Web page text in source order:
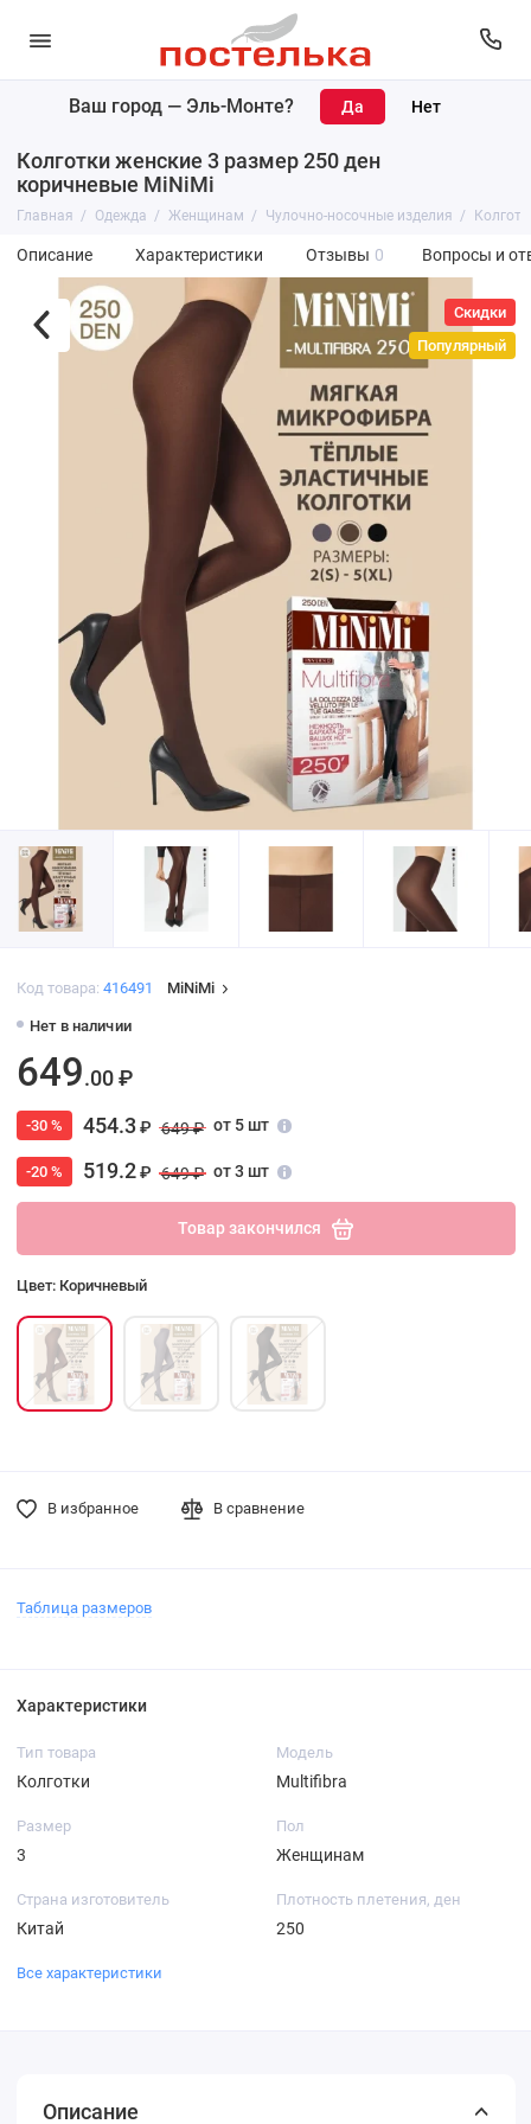
Ваш город — Эль-Монте?
Колготки женские 3 размер 250 ден
коричневые MiNiMi
Главная Одежда Женщинам Чулочно-носочные изделия
Описание Характеристики Отзывы 0 Вопросы и
Скидки
Популярный
Код товара: 416491 MiNiMi
Нет в наличии
649.00 ₽
-30 % 454.3₽ 649 ₽ от 5 шт
-20 % 519.2₽ 649 ₽ от 3 шт
Товар закончился
Цвет: Коричневый
В избранное В сравнение
Таблица размеров
Характеристики
Тип товара
Колготки
Модель
Multifibra
Размер
3
Пол
Женщинам
Страна изготовитель
Китай
Плотность плетения, ден
250
Все характеристики
Описание